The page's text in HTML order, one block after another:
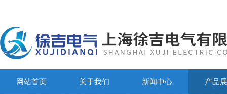
网站首页 关于我们 新闻中心 产品